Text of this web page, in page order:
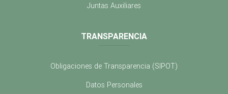
Juntas Auxiliares
TRANSPARENCIA
Obligaciones de Transparencia (SIPOT)
Datos Personales